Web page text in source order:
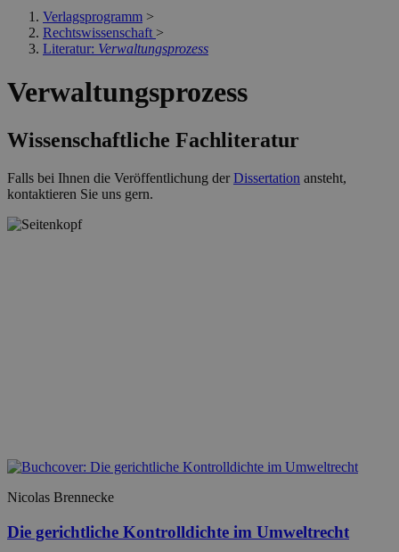
Verlagsprogramm >
Rechtswissenschaft >
Literatur: Verwaltungsprozess
Verwaltungsprozess
Wissenschaftliche Fachliteratur
Falls bei Ihnen die Veröffentlichung derDissertation ansteht,
kontaktieren Sie uns gern.
Nicolas Brennecke
Die gerichtliche Kontrolldichte im Umweltrecht